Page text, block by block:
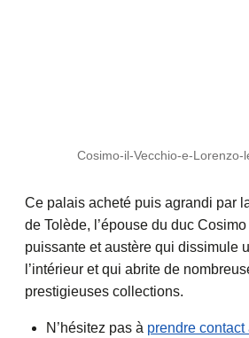
Cosimo-il-Vecchio-e-Lorenzo-
Ce palais acheté puis agrandi par
de Tolède, l’épouse du duc
puissante et austère qui dissimule
l’intérieur et qui abrite de
prestigieuses collections.
N’hésitez pas à prendre